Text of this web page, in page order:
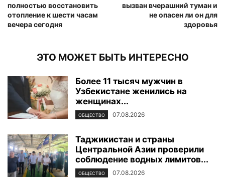
полностью восстановить
отопление к шести часам
вечера сегодня
вызван вчерашний туман и
не опасен ли он для
здоровья
ЭТО МОЖЕТ БЫТЬ ИНТЕРЕСНО
Более 11 тысяч мужчин в
Узбекистане женились на
женщинах...
ОБЩЕСТВО 07.08.2026
Таджикистан и страны
Центральной Азии проверили
соблюдение водных лимитов...
ОБЩЕСТВО 07.08.2026